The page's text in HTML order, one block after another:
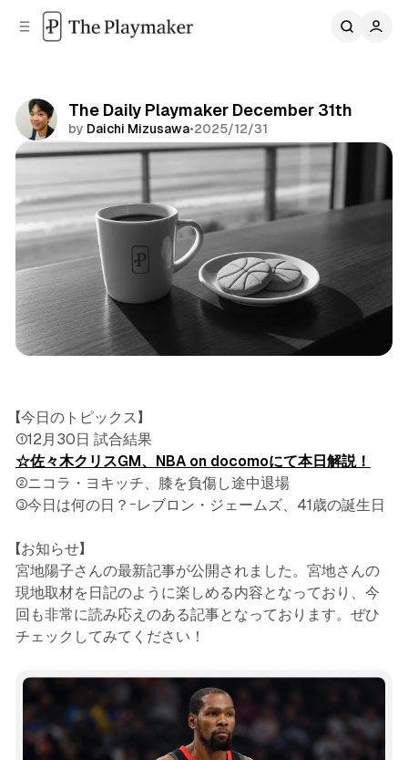
The Daily Playmaker December 31th
by Daichi Mizusawa•2025/12/31
Share
Newsletter
【今日のトピックス】
①12月30日 試合結果
☆佐々木クリスGM、NBA on docomoにて本日解説！
②ニコラ・ヨキッチ、膝を負傷し途中退場
③今日は何の日？ｰレブロン・ジェームズ、41歳の誕生日
【お知らせ】
宮地陽子さんの最新記事が公開されました。宮地さんの
現地取材を日記のように楽しめる内容となっており、今
回も非常に読み応えのある記事となっております。ぜひ
チェックしてみてください！